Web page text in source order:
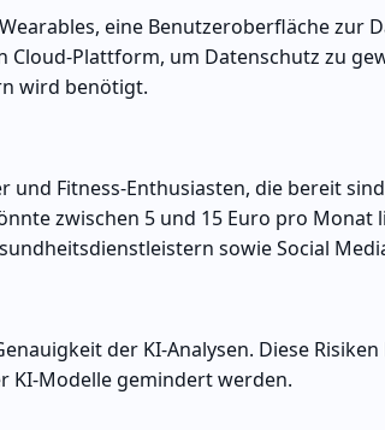
eine Benutzeroberfläche zur
Plattform, um Datenschutz zu
wird benötigt.
Fitness-Enthusiasten, die bereit
zwischen 5 und 15 Euro pro Monat
sowie Social
der KI-Analysen. Diese
KI-Modelle gemindert werden.